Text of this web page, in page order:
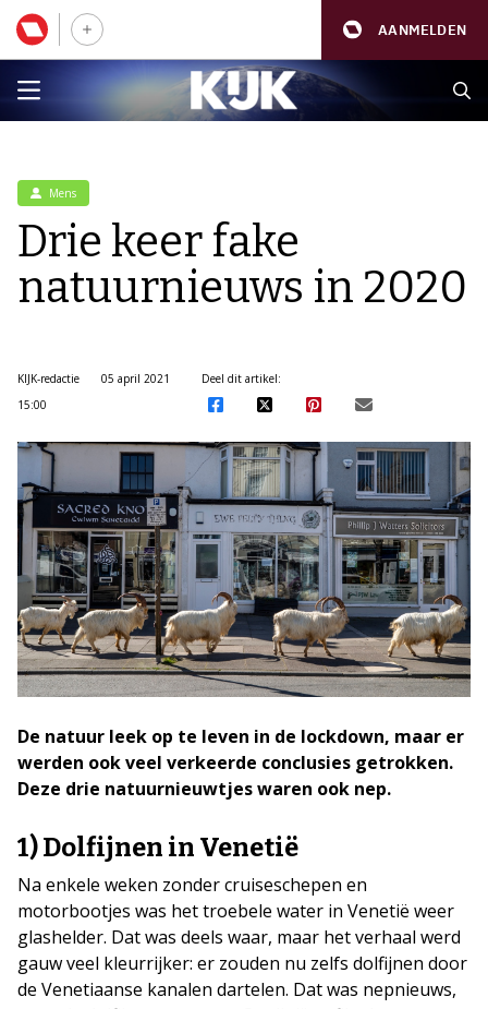
AANMELDEN
Mens
Drie keer fake
natuurnieuws in 2020
KIJK-redactie
05 april 2021
15:00
Deel dit artikel:
De natuur leek op te leven in de lockdown, maar er
werden ook veel verkeerde conclusies getrokken.
Deze drie natuurnieuwtjes waren ook nep.
1) Dolfijnen in Venetië
Na enkele weken zonder cruiseschepen en
motorbootjes was het troebele water in Venetië weer
glashelder. Dat was deels waar, maar het verhaal werd
gauw veel kleurrijker: er zouden nu zelfs dolfijnen door
de Venetiaanse kanalen dartelen. Dat was nepnieuws,